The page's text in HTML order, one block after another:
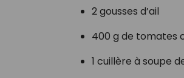
2 gousses d’ail
400 g de tomates
1 cuillère à soupe